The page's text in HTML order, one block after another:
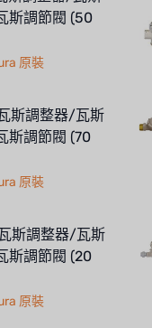
斯調節閥 (50
原裝
斯調整器/瓦斯
斯調節閥 (70
原裝
斯調整器/瓦斯
斯調節閥 (20
原裝